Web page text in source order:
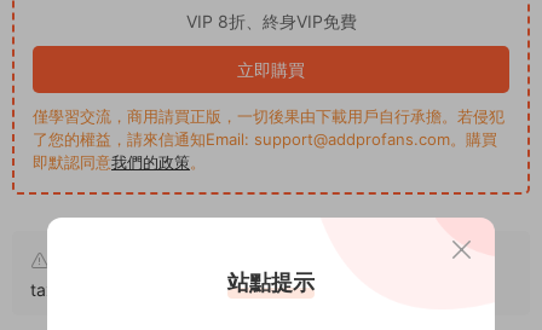
VIP 8折、終身VIP免費
立即購買
僅學習交流，商用請買正版，一切後果由下載用戶自行承擔。若侵犯
了您的權益，請來信通知Email: support@addprofans.com。購買
即默認同意我們的政策。
https://addprofans.com/taxi-booking-app-
taxi-booking/
，轉載請注明出處。
站點提示